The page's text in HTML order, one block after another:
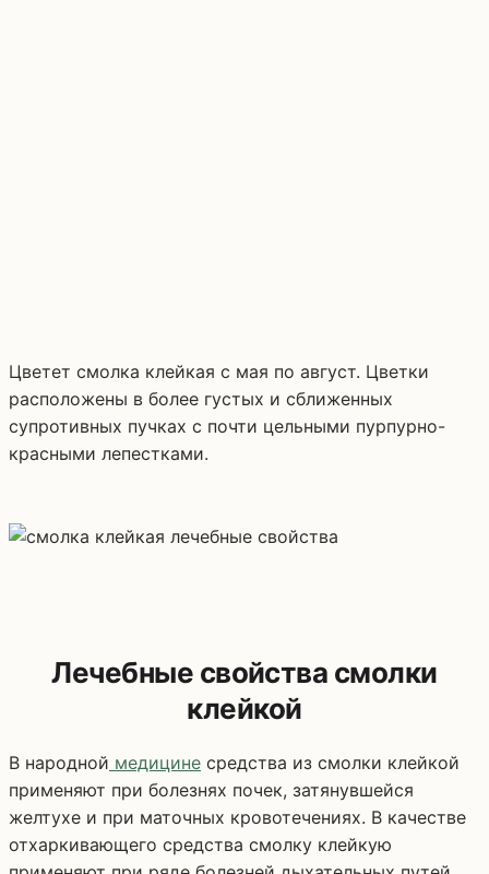
Цветет смолка клейкая с мая по август. Цветки
расположены в более густых и сближенных
супротивных пучках с почти цельными пурпурно-
красными лепестками.
Лечебные свойства смолки
клейкой
В народной медицине средства из смолки клейкой
применяют при болезнях почек, затянувшейся
желтухе и при маточных кровотечениях. В качестве
отхаркивающего средства смолку клейкую